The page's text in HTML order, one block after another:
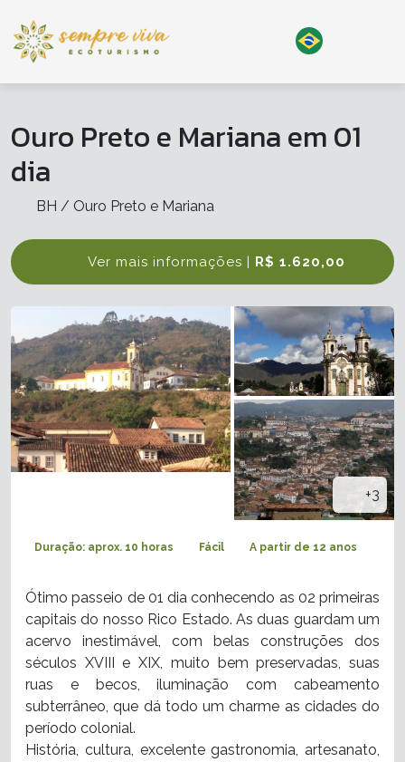
Ouro Preto e Mariana em 01
dia
BH / Ouro Preto e Mariana
Ver mais informações | R$ 1.620,00
+3
Duração: aprox. 10 horas Fácil A partir de 12 anos
Ótimo passeio de 01 dia conhecendo as 02 primeiras
capitais do nosso Rico Estado. As duas guardam um
acervo inestimável, com belas construções dos
séculos XVIII e XIX, muito bem preservadas, suas
ruas e becos, iluminação com cabeamento
subterrâneo, que dá todo um charme as cidades do
período colonial.
História, cultura, excelente gastronomia, artesanato,